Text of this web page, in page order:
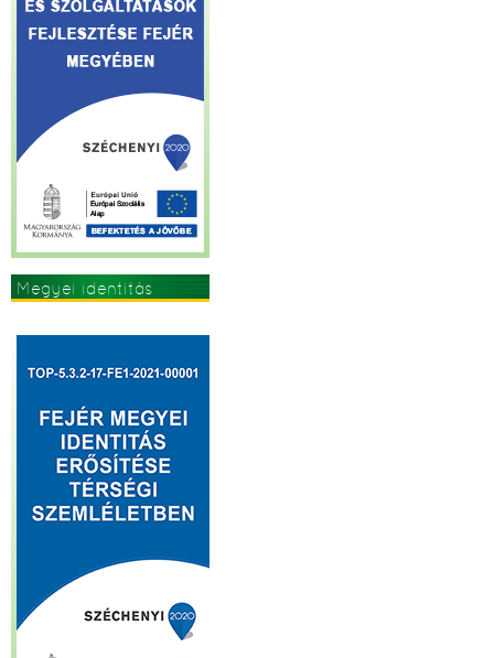
Megyei identitás